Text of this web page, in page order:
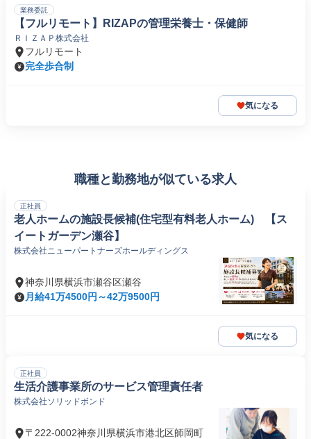
業務委託
【フルリモート】RIZAPの管理栄養士・保健師
ＲＩＺＡＰ株式会社
フルリモート
完全歩合制
気になる
職種と勤務地が似ている求人
正社員
老人ホームの施設長候補(住宅型有料老人ホーム) 【ス
イートガーデン瀬谷】
株式会社ニューパートナーズホールディングス
神奈川県横浜市瀬谷区瀬谷
月給41万4500円～42万9500円
気になる
正社員
生活介護事業所のサービス管理責任者
株式会社ソリッドボンド
〒222-0002神奈川県横浜市港北区師岡町